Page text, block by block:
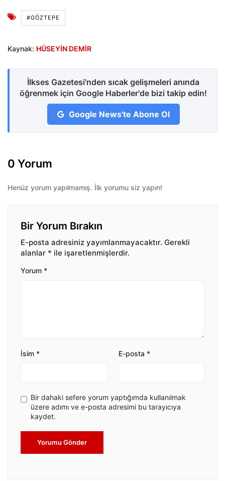
#GÖZTEPE
Kaynak: HÜSEYİN DEMİR
İlkses Gazetesi'nden sıcak gelişmeleri anında
öğrenmek için Google Haberler'de bizi takip edin!
Google News'te Abone Ol
0 Yorum
Henüz yorum yapılmamış. İlk yorumu siz yapın!
Bir Yorum Bırakın
E-posta adresiniz yayımlanmayacaktır. Gerekli
alanlar * ile işaretlenmişlerdir.
Yorum *
İsim * E-posta *
Bir dahaki sefere yorum yaptığımda kullanılmak
üzere adımı ve e-posta adresimi bu tarayıcıya
kaydet.
Yorumu Gönder